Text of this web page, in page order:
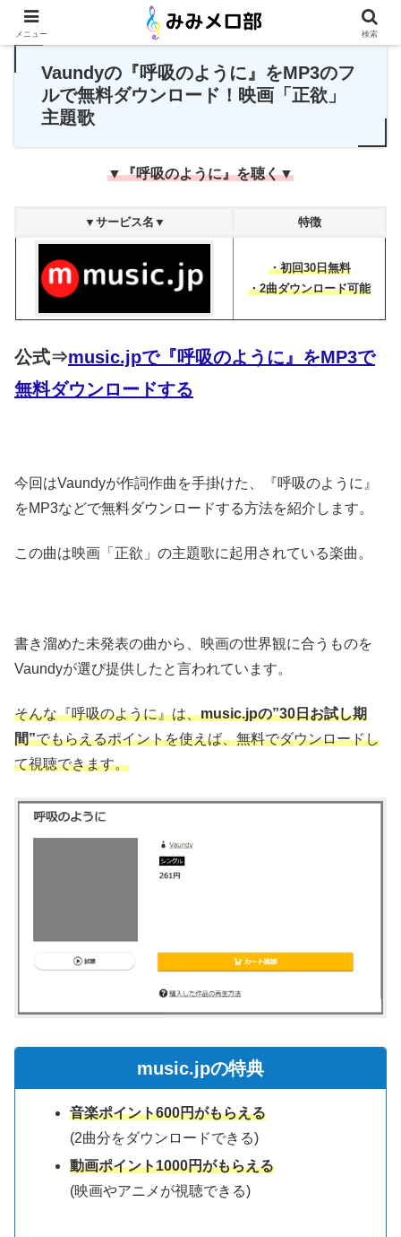
PR
Vaundyの『呼吸のように』をMP3のフ
ルで無料ダウンロード！映画「正欲」
主題歌
▼『呼吸のように』を聴く▼
▼サービス名▼ 特徴
・初回30日無料
・2曲ダウンロード可能
公式⇒music.jpで『呼吸のように』をMP3で
無料ダウンロードする
今回はVaundyが作詞作曲を手掛けた、『呼吸のように』
をMP3などで無料ダウンロードする方法を紹介します。
この曲は映画「正欲」の主題歌に起用されている楽曲。
書き溜めた未発表の曲から、映画の世界観に合うものを
Vaundyが選び提供したと言われています。
そんな『呼吸のように』は、music.jpの”30日お試し期
間”でもらえるポイントを使えば、無料でダウンロードし
て視聴できます。
music.jpの特典
音楽ポイント600円がもらえる
(2曲分をダウンロードできる)
動画ポイント1000円がもらえる
(映画やアニメが視聴できる)
メニュー 検索